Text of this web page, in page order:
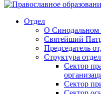
Отдел
О
Святейший
Председатель
Структура
Сектор
Сектор